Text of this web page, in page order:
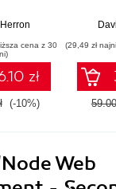
Node 14
- Fifth
cena z 30
zł
(-10%)
(29,49 zł
Web